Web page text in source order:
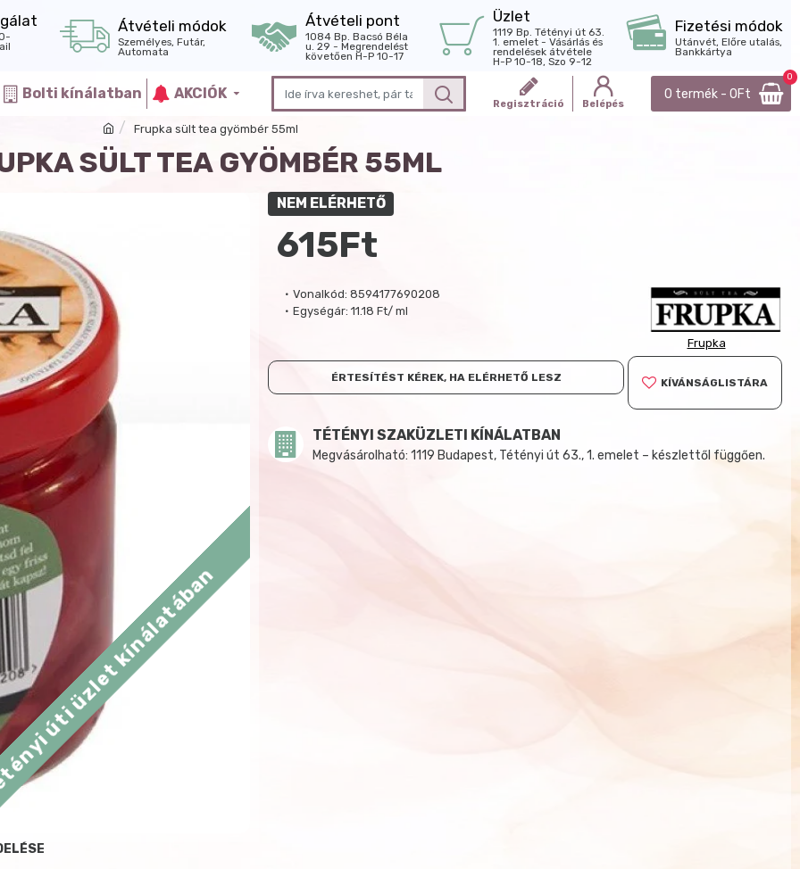
Átvételi módok
Személyes, Futár,
Automata
Átvételi pont
1084 Bp. Bacsó Béla
u. 29 - Megrendelést
követően H-P 10-17
Üzlet
1119 Bp. Tétényi út 63.
1. emelet - Vásárlás és
rendelések átvétele
H-P 10-18, Szo 9-12
Fizetési módok
Utánvét, Előre utalás,
Bankkártya
Bolti kínálatban AKCIÓK
Regisztráció Belépés
0 termék - 0Ft
0
Frupka sült tea gyömbér 55ml
SÜLT TEA GYÖMBÉR 55ML
üzlet kínálatában
Vonalkód: 8594177690208
Egységár: 11.18 Ft/ ml
Frupka
NEM ELÉRHETŐ
615Ft
ÉRTESÍTÉST KÉREK, HA ELÉRHETŐ LESZ KÍVÁNSÁGLISTÁRA
TÉTÉNYI SZAKÜZLETI KÍNÁLATBAN
Megvásárolható: 1119 Budapest, Tétényi út 63., 1. emelet – készlettől függően.